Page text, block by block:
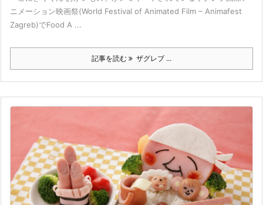
ニメーション映画祭(World Festival of Animated Film – Animafest
Zagreb)でFood A ...
記事を読む ザグレブ ...